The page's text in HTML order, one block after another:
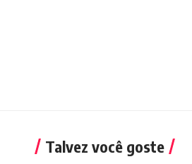
Talvez você goste